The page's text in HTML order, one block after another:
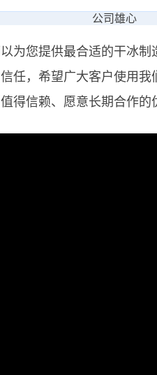
公司雄心
为您提供最合适的干冰
任，希望广大客户使用
得信赖、愿意长期合作的